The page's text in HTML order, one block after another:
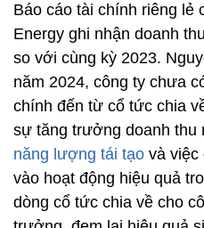
Báo cáo tài chính riêng lẻ
Energy ghi nhận doanh
so với cùng kỳ 2023.
năm 2024, công ty chưa
chính đến từ cổ tức chia
sự tăng trưởng doanh thu
năng lượng tái tạo và việc
vào hoạt động hiệu quả
dòng cổ tức chia về cho